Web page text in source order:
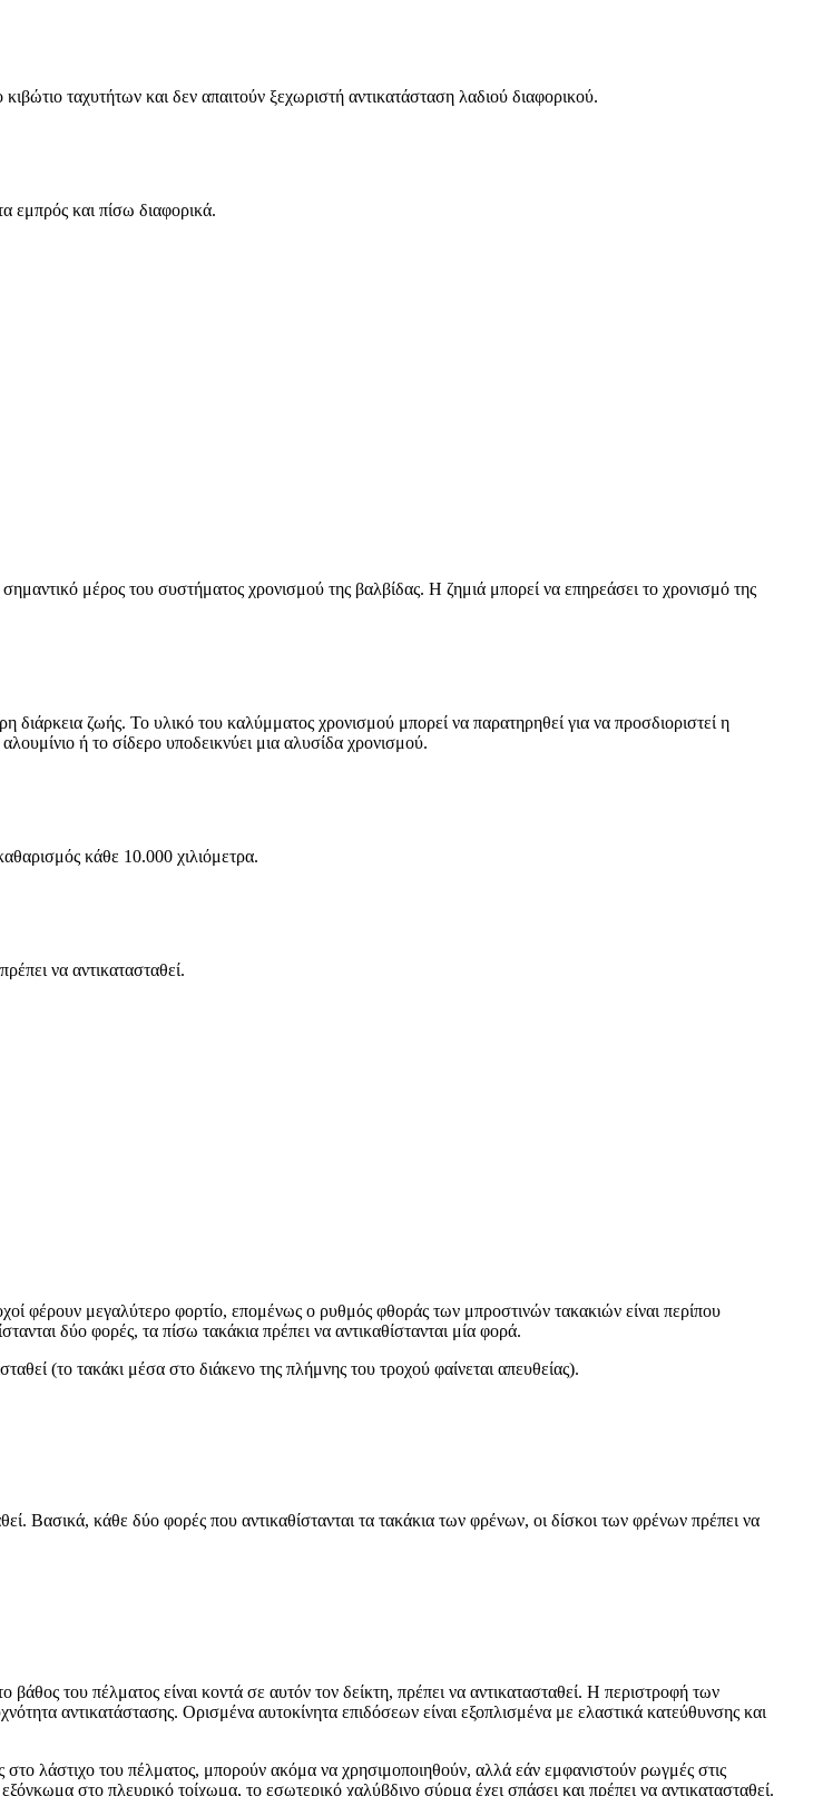
ταχυτήτων και δεν απαιτούν ξεχωριστή αντικατάσταση λαδιού διαφορικού.
εμπρός και πίσω διαφορικά.
μέρος του συστήματος χρονισμού της βαλβίδας. Η ζημιά μπορεί να επηρεάσει το χρονισμό της
διάρκεια ζωής. Το υλικό του καλύμματος χρονισμού μπορεί να παρατηρηθεί για να προσδιοριστεί η
ή το σίδερο υποδεικνύει μια αλυσίδα χρονισμού.
κάθε 10.000 χιλιόμετρα.
να αντικατασταθεί.
φέρουν μεγαλύτερο φορτίο, επομένως ο ρυθμός φθοράς των μπροστινών τακακιών είναι περίπου
δύο φορές, τα πίσω τακάκια πρέπει να αντικαθίστανται μία φορά.
(το τακάκι μέσα στο διάκενο της πλήμνης του τροχού φαίνεται απευθείας).
Βασικά, κάθε δύο φορές που αντικαθίστανται τα τακάκια των φρένων, οι δίσκοι των φρένων πρέπει να
του πέλματος είναι κοντά σε αυτόν τον δείκτη, πρέπει να αντικατασταθεί. Η περιστροφή των
αντικατάστασης. Ορισμένα αυτοκίνητα επιδόσεων είναι εξοπλισμένα με ελαστικά κατεύθυνσης και
λάστιχο του πέλματος, μπορούν ακόμα να χρησιμοποιηθούν, αλλά εάν εμφανιστούν ρωγμές στις
στο πλευρικό τοίχωμα, το εσωτερικό χαλύβδινο σύρμα έχει σπάσει και πρέπει να αντικατασταθεί.